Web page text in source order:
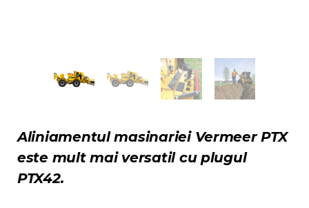
Aliniamentul masinariei Vermeer PTX
este mult mai versatil cu plugul
PTX42.